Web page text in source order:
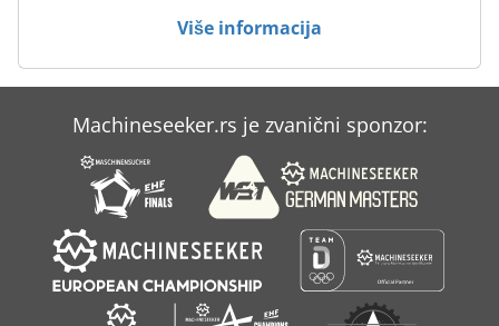
Više informacija
Machineseeker.rs je zvanični sponzor: